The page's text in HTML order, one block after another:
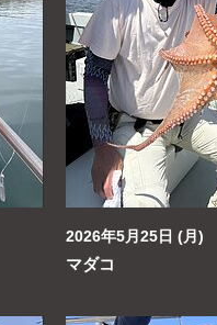
2026年5月25日 (月)
マダコ